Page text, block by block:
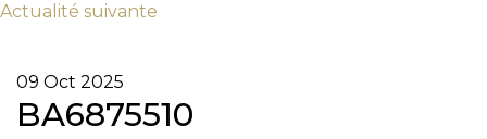
Actualité suivante
09 Oct 2025
BA6875510